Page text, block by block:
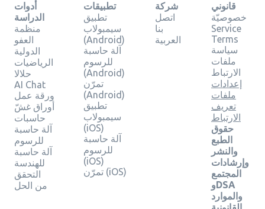
أدوات
الدراسة
منظمة
العفو
الدولية
الرياضيات
حلالا
AI Chat
ورقة عمل
أوراق غشّ
حاسبات
آلة حاسبة
للرسوم
آلة حاسبة
للهندسة
التحقق
من الحل
تطبيقات
تطبيق
سيمبولاب
(Android)
آلة حاسبة
للرسوم
(Android)
تمرّن
(Android)
تطبيق
سيمبولاب
(iOS)
آلة حاسبة
للرسوم
(iOS)
تمرّن (iOS)
شركة
اتصل
بنا
العربية
قانوني
خصوصيّة
Service
Terms
سياسة
ملفات
الارتباط
إعدادات
ملفات
تعريف
الارتباط
حقوق
الطبع
والنشر
وإرشادات
المجتمع
وDSA
والموارد